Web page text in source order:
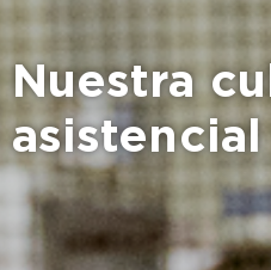
Nuestra
asistencial